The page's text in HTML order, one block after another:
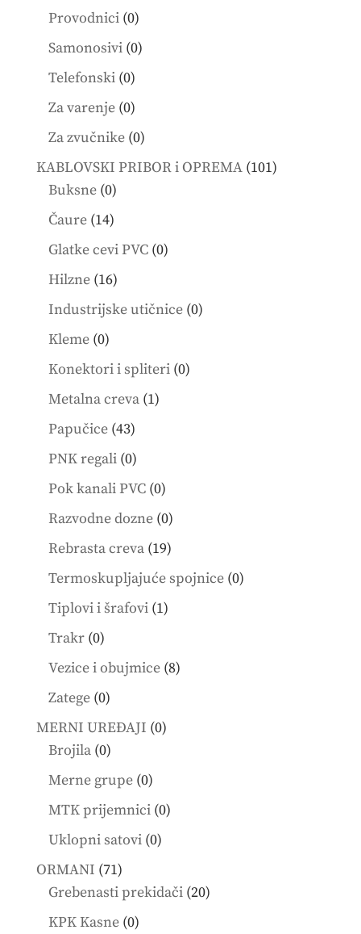
products
Provodnici 00
products
Samonosivi 00
Telefonski 00
products
Za varenje 00
products
Za zvučnike 00
products
KABLOVSKI PRIBOR i OPREMA 101101
Buksne 00
products
Čaure 1414
products
Glatke cevi PVC 00
Hilzne 1616
products
Industrijske utičnice 00
Kleme 00
products
Konektori i spliteri 00
Metalna creva 11
Papučice 4343
products
PNK regali 00
products
Pok kanali PVC 00
products
Razvodne dozne 00
products
Rebrasta creva 1919
products
Termoskupljajuće spojnice 00
Tiplovi i šrafovi 11
Trakr 00
products
Vezice i obujmice 88
Zatege 00
products
MERNI UREĐAJI 00
Brojila 00
products
Merne grupe 00
products
MTK prijemnici 00
Uklopni satovi 00
ORMANI 7171
products
Grebenasti prekidači 2020
KPK Kasne 00